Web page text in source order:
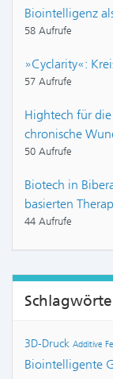
Biointelligenz
58 Aufrufe
»Cyclarity«:
57 Aufrufe
Hightech für
chronische
50 Aufrufe
Biotech in
basierten
44 Aufrufe
3D-Druck Additive
Biointelligente